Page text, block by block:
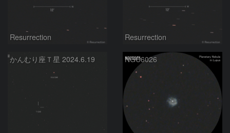
Resurrection Resurrection
かんむり座Ｔ星 2024.6.19 NGC6026